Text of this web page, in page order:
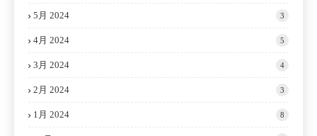
5月 2024 3
4月 2024 5
3月 2024 4
2月 2024 3
1月 2024 8